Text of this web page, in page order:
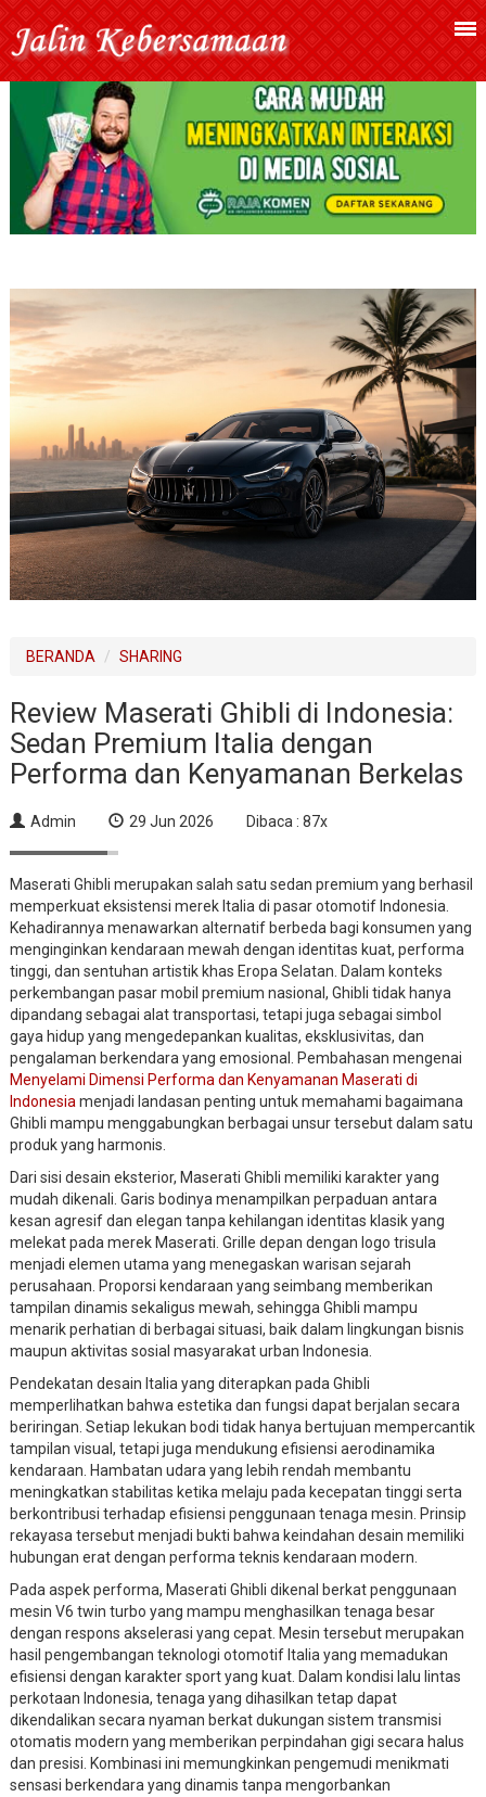
BERANDA SHARING
Review Maserati Ghibli di Indonesia:
Sedan Premium Italia dengan
Performa dan Kenyamanan Berkelas
Admin 29 Jun 2026 Dibaca : 87x
Maserati Ghibli merupakan salah satu sedan premium yang berhasil
memperkuat eksistensi merek Italia di pasar otomotif Indonesia.
Kehadirannya menawarkan alternatif berbeda bagi konsumen yang
menginginkan kendaraan mewah dengan identitas kuat, performa
tinggi, dan sentuhan artistik khas Eropa Selatan. Dalam konteks
perkembangan pasar mobil premium nasional, Ghibli tidak hanya
dipandang sebagai alat transportasi, tetapi juga sebagai simbol
gaya hidup yang mengedepankan kualitas, eksklusivitas, dan
pengalaman berkendara yang emosional. Pembahasan mengenai
Menyelami Dimensi Performa dan Kenyamanan Maserati di
Indonesiamenjadi landasan penting untuk memahami bagaimana
Ghibli mampu menggabungkan berbagai unsur tersebut dalam satu
produk yang harmonis.
Dari sisi desain eksterior, Maserati Ghibli memiliki karakter yang
mudah dikenali. Garis bodinya menampilkan perpaduan antara
kesan agresif dan elegan tanpa kehilangan identitas klasik yang
melekat pada merek Maserati. Grille depan dengan logo trisula
menjadi elemen utama yang menegaskan warisan sejarah
perusahaan. Proporsi kendaraan yang seimbang memberikan
tampilan dinamis sekaligus mewah, sehingga Ghibli mampu
menarik perhatian di berbagai situasi, baik dalam lingkungan bisnis
maupun aktivitas sosial masyarakat urban Indonesia.
Pendekatan desain Italia yang diterapkan pada Ghibli
memperlihatkan bahwa estetika dan fungsi dapat berjalan secara
beriringan. Setiap lekukan bodi tidak hanya bertujuan mempercantik
tampilan visual, tetapi juga mendukung efisiensi aerodinamika
kendaraan. Hambatan udara yang lebih rendah membantu
meningkatkan stabilitas ketika melaju pada kecepatan tinggi serta
berkontribusi terhadap efisiensi penggunaan tenaga mesin. Prinsip
rekayasa tersebut menjadi bukti bahwa keindahan desain memiliki
hubungan erat dengan performa teknis kendaraan modern.
Pada aspek performa, Maserati Ghibli dikenal berkat penggunaan
mesin V6 twin turbo yang mampu menghasilkan tenaga besar
dengan respons akselerasi yang cepat. Mesin tersebut merupakan
hasil pengembangan teknologi otomotif Italia yang memadukan
efisiensi dengan karakter sport yang kuat. Dalam kondisi lalu lintas
perkotaan Indonesia, tenaga yang dihasilkan tetap dapat
dikendalikan secara nyaman berkat dukungan sistem transmisi
otomatis modern yang memberikan perpindahan gigi secara halus
dan presisi. Kombinasi ini memungkinkan pengemudi menikmati
sensasi berkendara yang dinamis tanpa mengorbankan